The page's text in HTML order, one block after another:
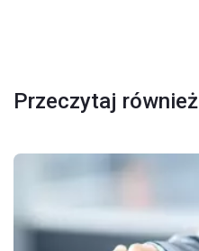
Przeczytaj również